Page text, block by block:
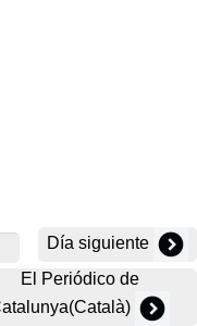
Día siguiente
El Periódico de